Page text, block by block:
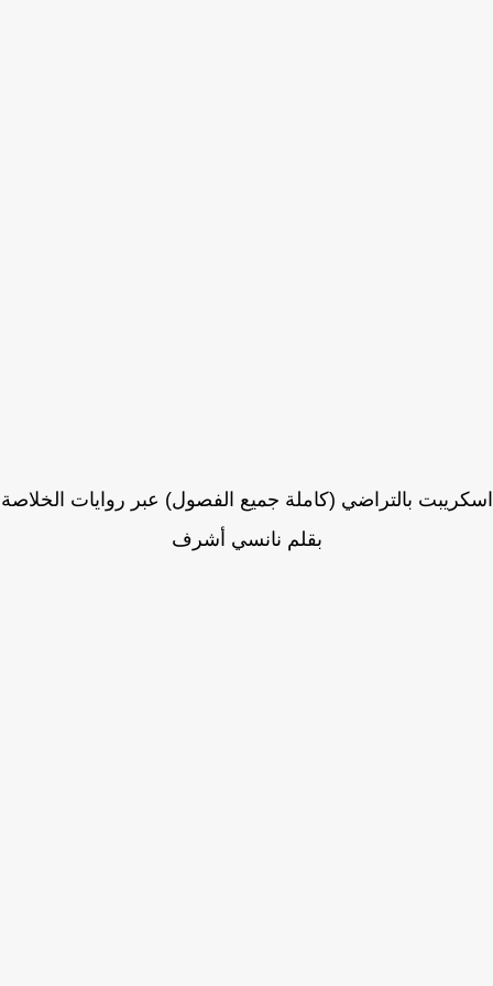
بالتراضي (كاملة جميع الفصول) عبر روايات الخلاصة
بقلم نانسي أشرف